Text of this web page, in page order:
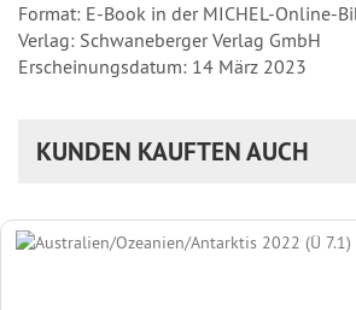
Format: E-Book in der MICHEL-Online-
Verlag: Schwaneberger Verlag GmbH
Erscheinungsdatum: 14 März 2023
KUNDEN KAUFTEN AUCH